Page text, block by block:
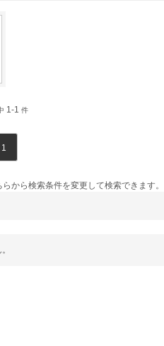
1-1 件
1
らから検索条件を変更して検索できます。